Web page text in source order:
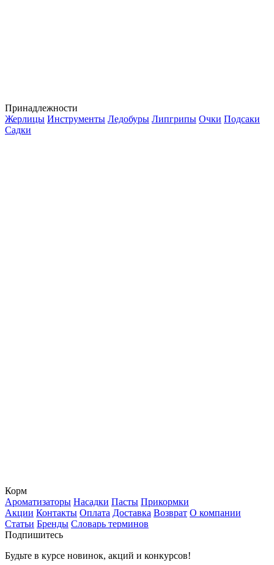
Принадлежности
Жерлицы Инструменты Ледобуры Липгрипы Очки Подсаки
Садки
Корм
Ароматизаторы Насадки Пасты Прикормки
Акции Контакты Оплата Доставка Возврат О компании
Статьи Бренды Словарь терминов
Подпишитесь
Будьте в курсе новинок, акций и конкурсов!